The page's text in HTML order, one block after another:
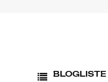
BLOGLISTE